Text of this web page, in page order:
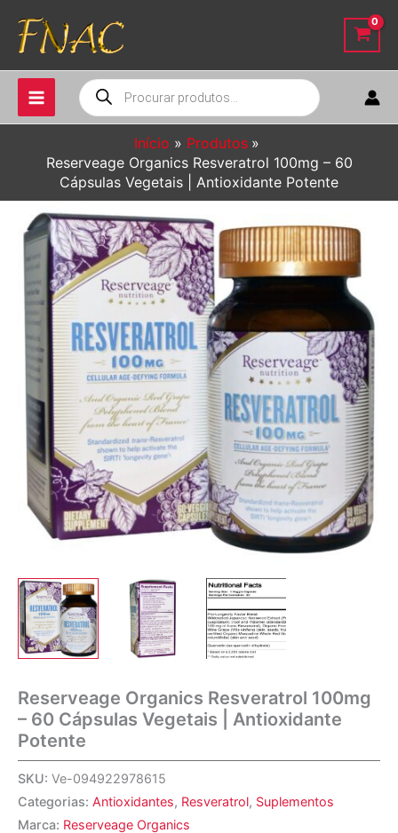
para
conteúdo
Pesquisar
produtos
Início
Produtos
Reserveage Organics Resveratrol 100mg – 60
Cápsulas Vegetais | Antioxidante Potente
Reserveage Organics Resveratrol 100mg
– 60 Cápsulas Vegetais | Antioxidante
Potente
SKU: Ve-094922978615
Categorias: Antioxidantes, Resveratrol, Suplementos
Marca: Reserveage Organics